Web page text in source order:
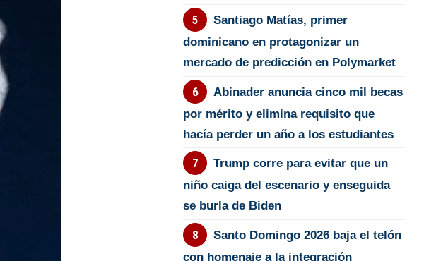
Santiago Matías, primer
dominicano en protagonizar un
mercado de predicción en Polymarket
Abinader anuncia cinco mil becas
por mérito y elimina requisito que
hacía perder un año a los estudiantes
Trump corre para evitar que un
niño caiga del escenario y enseguida
se burla de Biden
Santo Domingo 2026 baja el telón
con homenaje a la integración